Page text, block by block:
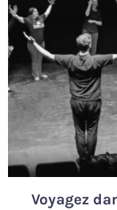
Voyagez